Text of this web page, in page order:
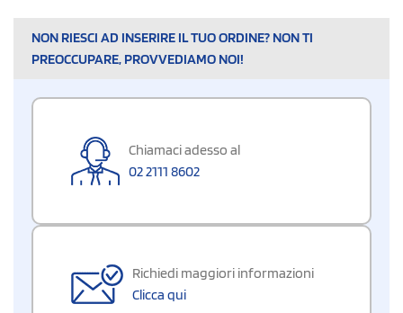
NON RIESCI AD INSERIRE IL TUO ORDINE? NON TI
PREOCCUPARE, PROVVEDIAMO NOI!
Chiamaci adesso al
02 2111 8602
Richiedi maggiori informazioni
Clicca qui